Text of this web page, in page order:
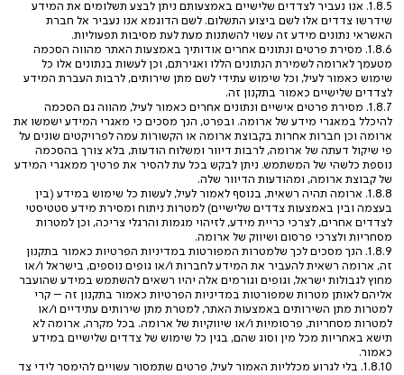
1.8.5. אנו נעביר לצדדים שלישיים באמצעותם ניתן לבצע תשלומים את המידע
שידרשו צדדים אלו לשם ביצוע התשלום. לשם הדוגמא אנו נעביר אל חברת
האשראי נתונים מידע זה עשוי להשתנות מעת לעת מסיבות תפעוליות.
1.8.6. מסירת פרטים ונתונים אחרים אודותיך באמצעות האתר מהווה הסכמה
מטעמך לארומה לשמירת הנתונים הללו ואגירתם, וכן לעשות בנתונים אלו כל
שימוש כאמור לעיל, וכל שימוש עתידי לשם מתן שירותים, לרבות העברת המידע
לצדדים שלישיים כאמור בתקנון זה.
1.8.7. מסירת פרטים אישיים ונתונים אחרים כאמור לעיל, מהווה גם הסכמה
להיכלל במאגרי מידע של ארומה. ובפרט, הנך מסכים כי מאגרי המידע ישמשו את
ארומה וכן חברות אחרות בקבוצת ארומה או הקשורות עמה לפרויקטים שונים על
פי שיקול דעתה של ארומה, לרבות דיוור ומשלוח הודעות, בלא צורך בהסכמה
נוספת כלשהי של המשתמש. ניתן לבקש בכל עת להסיר את פרטיך ממאגרי המידע
של קבוצת ארומה, ומהודעות הדיוור שלה.
1.8.8. ארומה תהיה רשאית, בנוסף לאמור לעיל, לעשות כל שימוש במידע (בין
בעצמה ובין באמצעות צדדים שלישיים) למטרות ניתוח ומסירת מידע סטטיסטי
לצדדים אחרים, לצרכי כריית מידע, לזיהוי מגמות והרגלי צריכה, וכן למטרות
מסחריות ולצרכי פרסום ושיווק של ארומה.
1.8.9. הנך מסכים לכך שלמטרות המפורטות במדיניות הפרטיות כאמור בתקנון
זה, ארומה רשאית להעביר את המידע לחברות ו/או גופים נוספים, בישראל ו/או
מחוץ לגבולות ישראל, וגופים וגורמים אלה יהיו רשאים להשתמש במידע שהועבר
אליהם לאותן מטרות שמפורטות במדיניות הפרטיות כאמור בתקנון זה – קרי
למטרות מתן השירותים באמצעות האתר, למטרת מתן שירותים עתידיים ו/או
למטרות מסחריות, פרסומיות ו/או שיווקיות של ארומה. בכל מקרה, ארומה לא
תישא באחריות מכל מין וסוג שהם, בגין כל שימוש של צדדים שלישיים במידע
כאמור.
1.8.10. בלי לגרוע מכלליות האמור לעיל, פרטים שתמסור עשויים להימסר לידי צד